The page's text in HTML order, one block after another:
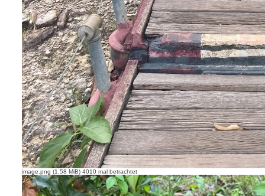
image.png (1.58 MiB) 4010 mal betrachtet